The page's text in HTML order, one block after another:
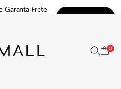
Garanta Frete
0